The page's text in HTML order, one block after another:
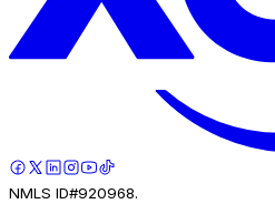
NMLS ID#920968.